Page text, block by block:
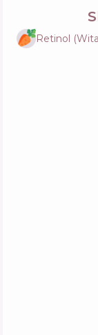
Retinol